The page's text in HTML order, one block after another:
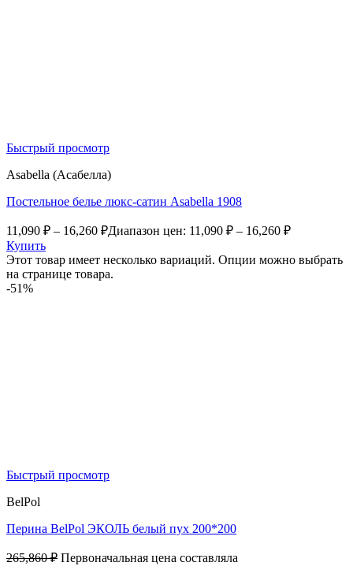
Быстрый просмотр
Asabella (Асабелла)
Постельное белье люкс-сатин Asabella 1908
11,090 ₽ – 16,260 ₽Диапазон цен: 11,090 ₽ – 16,260 ₽
Купить
Этот товар имеет несколько вариаций. Опции можно выбрать
на странице товара.
-51%
Быстрый просмотр
BelPol
Перина BelPol ЭКОЛЬ белый пух 200*200
265,860₽ Первоначальная цена составляла